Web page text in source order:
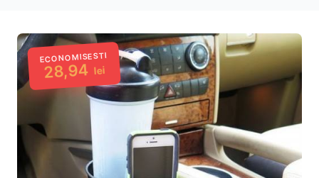
ECONOMISESTI
28,94 lei